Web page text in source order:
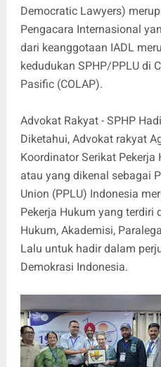
Democratic Lawyers)
Pengacara Internasional
dari keanggotaan IADL
kedudukan SPHP/PPLU di
Pasific (COLAP).
Advokat Rakyat - SPHP
Diketahui, Advokat rakyat
Koordinator Serikat Pekerja
atau yang dikenal sebagai
Union (PPLU) Indonesia
Pekerja Hukum yang terdiri
Hukum, Akademisi,
Lalu untuk hadir dalam
Demokrasi Indonesia.